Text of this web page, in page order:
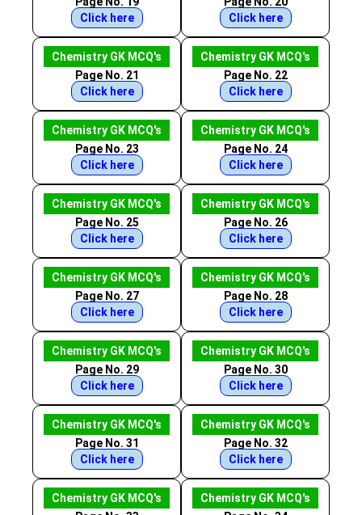
Click here
Click here
Chemistry GK MCQ's
Page No. 21
Click here
Chemistry GK MCQ's
Page No. 22
Click here
Chemistry GK MCQ's
Page No. 23
Click here
Chemistry GK MCQ's
Page No. 24
Click here
Chemistry GK MCQ's
Page No. 25
Click here
Chemistry GK MCQ's
Page No. 26
Click here
Chemistry GK MCQ's
Page No. 27
Click here
Chemistry GK MCQ's
Page No. 28
Click here
Chemistry GK MCQ's
Page No. 29
Click here
Chemistry GK MCQ's
Page No. 30
Click here
Chemistry GK MCQ's
Page No. 31
Click here
Chemistry GK MCQ's
Page No. 32
Click here
Chemistry GK MCQ's
Chemistry GK MCQ's